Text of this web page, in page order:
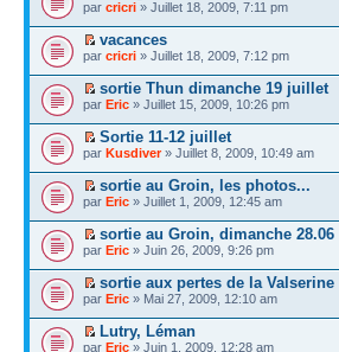
par cricri » Juillet 18, 2009, 7:11 pm
vacances
par cricri » Juillet 18, 2009, 7:12 pm
sortie Thun dimanche 19 juillet
par Eric » Juillet 15, 2009, 10:26 pm
Sortie 11-12 juillet
par Kusdiver» Juillet 8, 2009, 10:49 am
sortie au Groin, les photos...
par Eric » Juillet 1, 2009, 12:45 am
sortie au Groin, dimanche 28.06
par Eric » Juin 26, 2009, 9:26 pm
sortie aux pertes de la Valserine
par Eric » Mai 27, 2009, 12:10 am
Lutry, Léman
par Eric » Juin 1, 2009, 12:28 am